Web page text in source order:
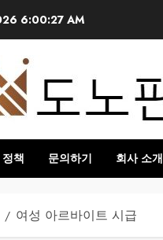
6:00:27 AM
책 문의하기 회사 소개
여성 아르바이트 시급